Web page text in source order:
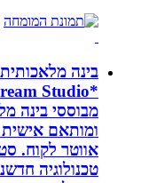
בינה מלאכותית יוצרת
מבוססי בינה
ומותאם אישית
אווטר לקוח.
טכנולוגיה חדשנית